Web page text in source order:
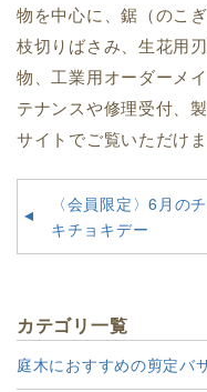
物を中心に、鋸（のこ
枝切りばさみ、生花用
物、工業用オーダーメ
テナンスや修理受付、
サイトでご覧いただけま
〈会員限定〉6月の
キチョキデー
カテゴリ一覧
庭木におすすめの剪定バ